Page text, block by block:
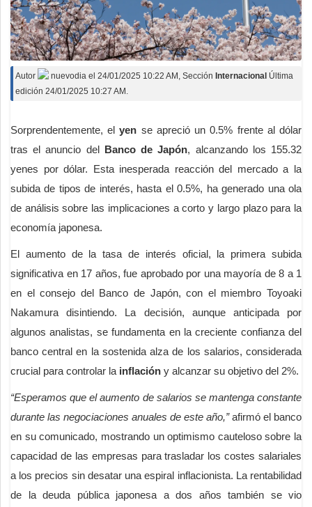
Autor nuevodia el 24/01/2025 10:22 AM , Sección Internacional Última
edición 24/01/2025 10:27 AM.
Sorprendentemente, elyen se apreció un 0.5% frente al dólar
tras el anuncio del Banco de Japón, alcanzando los 155.32
yenes por dólar. Esta inesperada reacción del mercado a la
subida de tipos de interés, hasta el 0.5%, ha generado una ola
de análisis sobre las implicaciones a corto y largo plazo para la
economía japonesa.
El aumento de la tasa de interés oficial, la primera subida
significativa en 17 años, fue aprobado por una mayoría de 8 a 1
en el consejo del Banco de Japón, con el miembro Toyoaki
Nakamura disintiendo. La decisión, aunque anticipada por
algunos analistas, se fundamenta en la creciente confianza del
banco central en la sostenida alza de los salarios, considerada
crucial para controlar la inflación y alcanzar su objetivo del 2%.
“Esperamos que el aumento de salarios se mantenga constante
durante las negociaciones anuales de este año,”afirmó el banco
en su comunicado, mostrando un optimismo cauteloso sobre la
capacidad de las empresas para trasladar los costes salariales
a los precios sin desatar una espiral inflacionista. La rentabilidad
de la deuda pública japonesa a dos años también se vio